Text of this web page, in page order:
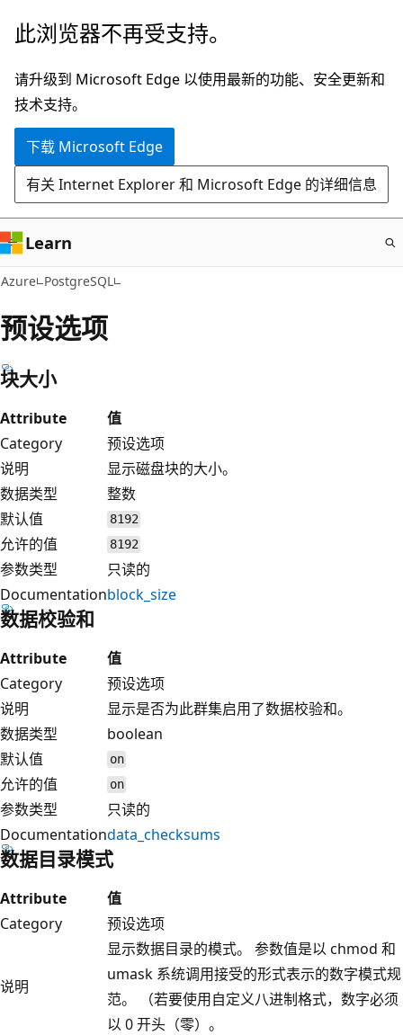
跳
主
要
内
此浏览器不再受支持。
请升级到 Microsoft Edge 以使用最新的功能、安全更新和
技术支持。
下载 Microsoft Edge
有关 Internet Explorer 和 Microsoft Edge 的详细信息
Learn
Azure PostgreSQL
预设选项
块大小
Attribute
值
Category
预设选项
说明
显示磁盘块的大小。
数据类型
整数
默认值
8192
允许的值 8192
参数类型
只读的
Documentationblock_size
数据校验和
Attribute
值
Category
预设选项
说明
显示是否为此群集启用了数据校验和。
数据类型
boolean
默认值
on
允许的值 on
参数类型
只读的
Documentationdata_checksums
数据目录模式
Attribute
值
Category
预设选项
说明
显示数据目录的模式。 参数值是以 chmod 和
umask 系统调用接受的形式表示的数字模式规
范。 （若要使用自定义八进制格式，数字必须
以 0 开头（零）。